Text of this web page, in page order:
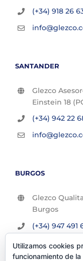
(+34) 918 26
SANTANDER
Glezco
Einstein 18
(+34) 942 22
BURGOS
Glezco
Burgos
(+34) 947 491
Utilizamos cookies
funcionamiento de